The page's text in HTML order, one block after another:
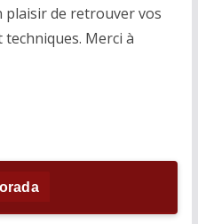
plaisir de retrouver vos
Merci à